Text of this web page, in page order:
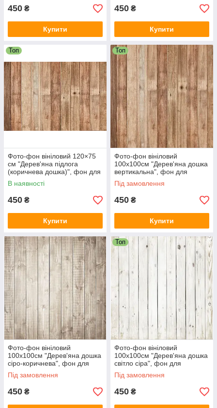
450 ₴
Купити
450 ₴
Купити
Топ
Фото-фон вініловий 120×75
см "Дерев'яна підлога
(коричнева дошка)", фон для
предметної зйомки ПВХ
(банерна тканина
В наявності
450 ₴
Купити
Топ
Фото-фон вініловий
100х100см "Дерев'яна дошка
вертикальна", фон для
предметної зйомки ПВХ
(банерна тканина)
Під замовлення
450 ₴
Купити
Фото-фон вініловий
100х100см "Дерев'яна дошка
сіро-коричнева", фон для
предметної зйомки ПВХ
(банерна тканина)
Під замовлення
450 ₴
Топ
Фото-фон вініловий
100х100см "Дерев'яна дошка
світло сіра", фон для
предметної зйомки ПВХ
(банерна тканина)
Під замовлення
450 ₴